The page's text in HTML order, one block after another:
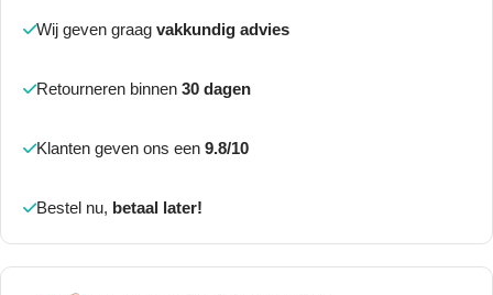
Wij geven graag vakkundig advies
Retourneren binnen 30 dagen
Klanten geven ons een 9.8/10
Bestel nu, betaal later!